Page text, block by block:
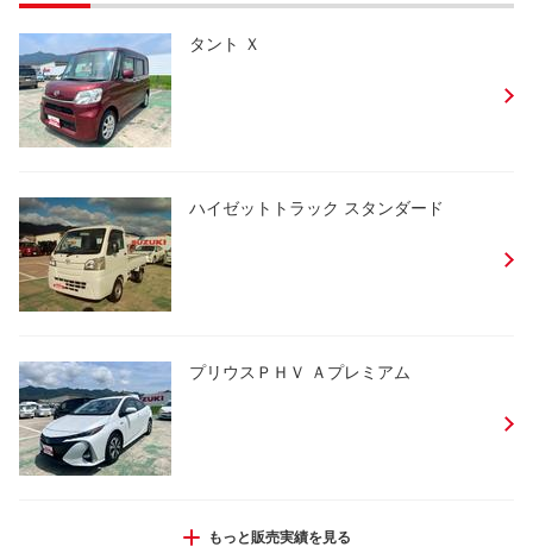
タント Ｘ
ハイゼットトラック スタンダード
プリウスＰＨＶ Ａプレミアム
アルト Ｆ
もっと販売実績を見る